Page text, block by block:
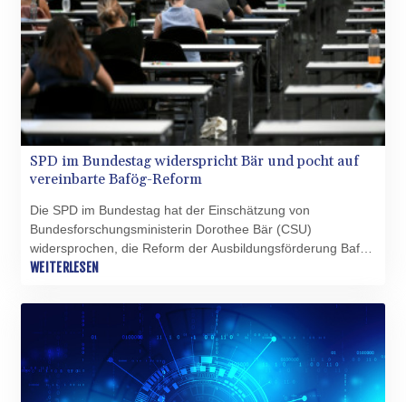
SPD im Bundestag widerspricht Bär und pocht auf
vereinbarte Bafög-Reform
Die SPD im Bundestag hat der Einschätzung von
Bundesforschungsministerin Dorothee Bär (CSU)
widersprochen, die Reform der Ausbildungsförderung Bafög
sei nicht mehr schnell umsetzbar. Die SPD-Fraktion stehe
zur Bafög-Reform, erklärte die stellvertretende Vorsitzende
der SPD-Bundestagsfraktion, Wiebke Esdar, am Sonntag.
Bärs Äußerungen seien damit "schlicht falsch und nicht
zutreffend".
WEITERLESEN